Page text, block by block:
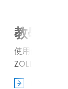
教學與
使用優質的產
ZOLL 電子學